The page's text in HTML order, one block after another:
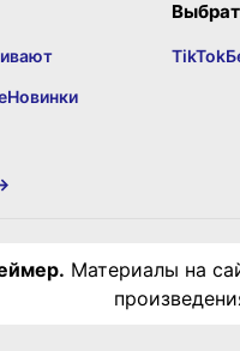
Новинки
TikTok
Материалы на